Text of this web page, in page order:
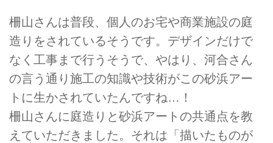
柵山さんは普段、個人のお宅や商業施設の庭
造りをされているそうです。デザインだけで
なく工事まで行うそうで、やはり、河合さん
の言う通り施工の知識や技術がこの砂浜アー
トに生かされていたんですね…！
柵山さんに庭造りと砂浜アートの共通点を教
えていただきました。それは「描いたものが